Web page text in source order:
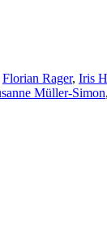
Florian Rager, Iris
Müller-Simon,